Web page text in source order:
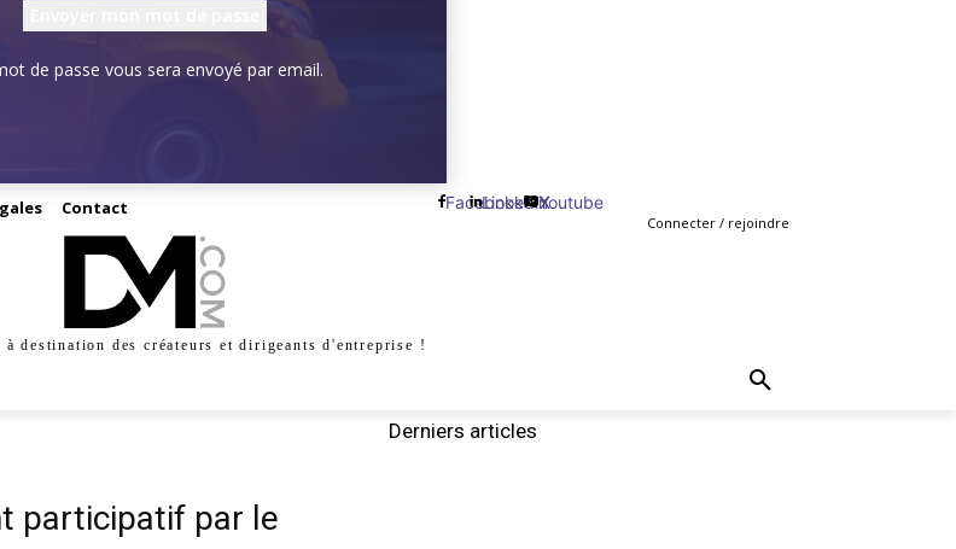
de passe vous sera envoyé par email.
Contact Facebook
Linkedin
X
Youtube
Connecter / rejoindre
destination des créateurs et dirigeants d'entreprise !
participatif par le
Derniers articles